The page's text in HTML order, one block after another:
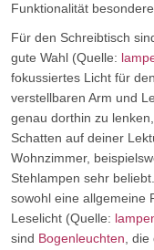
Funktionalität
Für den Schreibtisch
gute Wahl (Quelle:
fokussiertes Licht für
verstellbaren Arm und
genau dorthin zu
Schatten auf deiner
Wohnzimmer,
Stehlampen sehr
sowohl eine allgemeine
Leselicht (Quelle:
sind Bogenleuchten, die